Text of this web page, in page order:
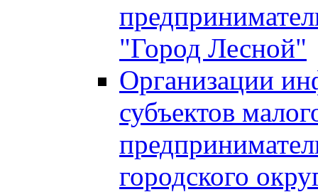
"Город Лесной"
Организации
субъектов
городского